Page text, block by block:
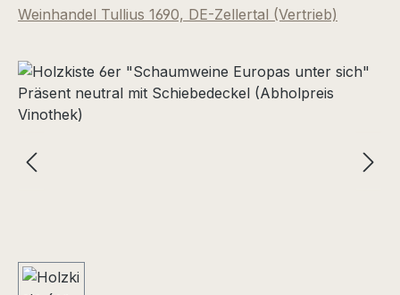
Weinhandel Tullius 1690, DE-Zellertal (Vertrieb)
Bildergalerie überspringen